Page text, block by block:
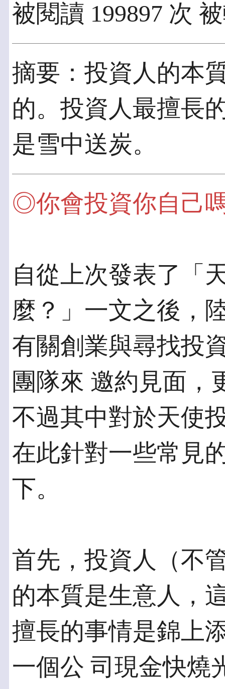
被閱讀 199897 次
摘要：投資人的本
的。投資人最擅長
是雪中送炭。
◎你會投資你自己
自從上次發表了「
麼？」一文之後，
有關創業與尋找投
團隊來 邀約見面，
不過其中對於天使
在此針對一些常見
下。
首先，投資人（不
的本質是生意人，
擅長的事情是錦上
一個公 司現金快燒